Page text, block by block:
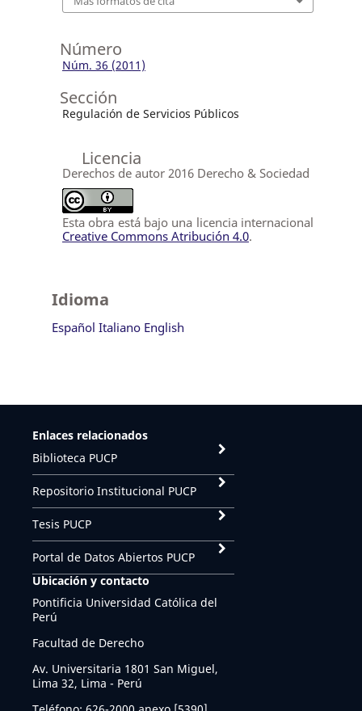
Número
Núm. 36 (2011)
Sección
Regulación de Servicios Públicos
Licencia
Derechos de autor 2016 Derecho & Sociedad
Esta obra está bajo una licencia internacional
Creative Commons Atribución 4.0.
Idioma
Español Italiano English
Enlaces relacionados
Biblioteca PUCP
Repositorio Institucional PUCP
Tesis PUCP
Portal de Datos Abiertos PUCP
Ubicación y contacto
Pontificia Universidad Católica del
Perú
Facultad de Derecho
Av. Universitaria 1801 San Miguel,
Lima 32, Lima - Perú